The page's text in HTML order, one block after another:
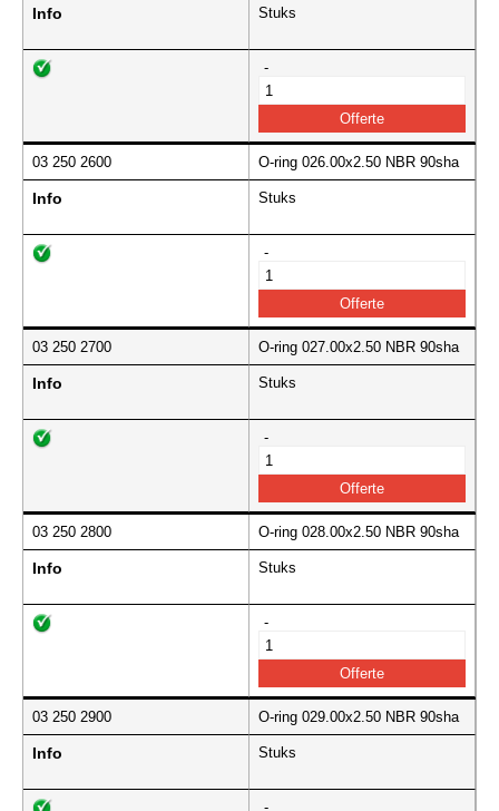
Info Stuks
-
03 250 2600 O-ring 026.00x2.50 NBR 90sha
Info Stuks
-
03 250 2700 O-ring 027.00x2.50 NBR 90sha
Info Stuks
-
03 250 2800 O-ring 028.00x2.50 NBR 90sha
Info Stuks
-
03 250 2900 O-ring 029.00x2.50 NBR 90sha
Info Stuks
-